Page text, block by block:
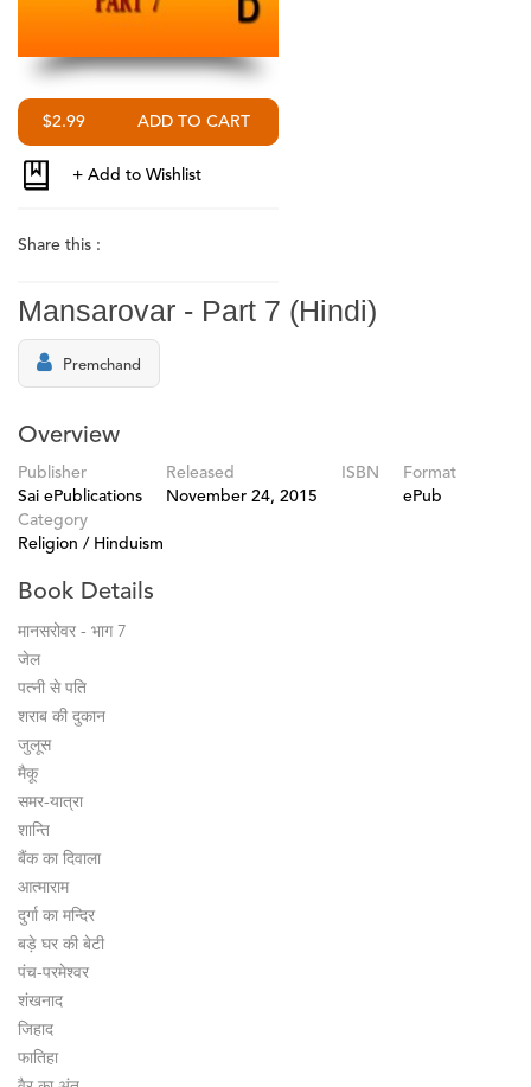
$2.99
Share this :
Mansarovar - Part 7 (Hindi)
Premchand
Overview
Publisher
Sai ePublications
Released
November 24, 2015
ISBN
Format
ePub
Category
Religion / Hinduism
Book Details
मानसरोवर - भाग 7
जेल
पत्नी से पति
शराब की दुकान
जुलूस
मैकू
समर-यात्रा
शान्ति
बैंक का दिवाला
आत्माराम
दुर्गा का मन्दिर
बड़े घर की बेटी
पंच-परमेश्वर
शंखनाद
जिहाद
फातिहा